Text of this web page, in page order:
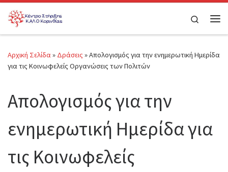
Μετάβαση στο περιεχόμενο
Search
Αρχική Σελίδα» Δράσεις »Απολογισμός για την ενημερωτική Ημερίδα
για τις Κοινωφελείς Οργανώσεις των Πολιτών
Απολογισμός για την
ενημερωτική Ημερίδα για
τις Κοινωφελείς